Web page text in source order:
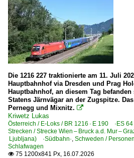
Genua Principe - Granarolo
Milano Tram (Mailand) ·ATM·
Padua Translohr-Tram
Trenovia di Opicina
Straßenbahnfahrzeuge
AnsaldoBreda | Sirietto
diverse | Serie 1500 |
GAI | Jumbotram | Serie
OMS | SPF series 101-107
Die 1216 227 traktionierte am 11. Juli
Hauptbahnhof via Dresden und Prag
Hauptbahnhof, an diesem Tag
Statens Järnvägar an der Zugspitze.
Pernegg und Mixnitz. 
Kriwetz Lukas
Österreich / E-Loks / BR 1216 · E 190 ·ES
Strecken / Strecke Wien – Bruck a.d. Mur –
Ljubljana) ·Südbahn·, Schweden /
Schlafwagen
 75 1200x841 Px, 16.07.2026